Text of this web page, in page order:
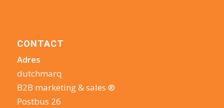
CONTACT
Adres
dutchmarq
B2B marketing & sales ®
Postbus 26